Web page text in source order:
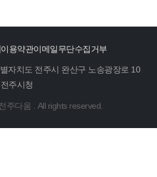
이용약관이메일무단수집거부
자치도 전주시 완산구 노송광장로 10
전주시청
주다움 . All rights reserved.